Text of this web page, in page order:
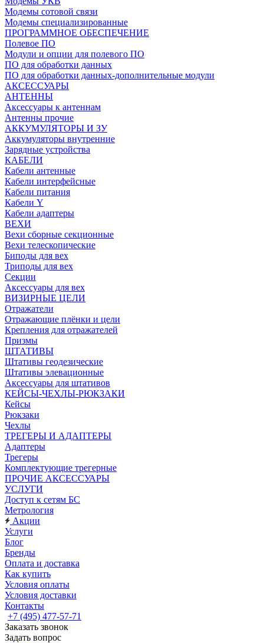
Модемы сотовой связи
Модемы специализированные
ПРОГРАММНОЕ ОБЕСПЕЧЕНИЕ
Полевое ПО
Модули и опции для полевого ПО
ПО для обработки данных
ПО для обработки данных-дополнительные модули
АКСЕССУАРЫ
АНТЕННЫ
Аксессуары к антеннам
Антенны прочие
АККУМУЛЯТОРЫ И ЗУ
Аккумуляторы внутренние
Зарядные устройства
КАБЕЛИ
Кабели антенные
Кабели интерфейсные
Кабели питания
Кабели Y
Кабели адаптеры
ВЕХИ
Вехи сборные секционные
Вехи телескопические
Биподы для вех
Триподы для вех
Секции
Аксессуары для вех
ВИЗИРНЫЕ ЦЕЛИ
Отражатели
Отражающие плёнки и цели
Крепления для отражателей
Призмы
ШТАТИВЫ
Штативы геодезические
Штативы элевационные
Аксессуары для штативов
КЕЙСЫ-ЧЕХЛЫ-РЮКЗАКИ
Кейсы
Рюкзаки
Чехлы
ТРЕГЕРЫ И АДАПТЕРЫ
Адаптеры
Трегеры
Комплектующие трегерные
ПРОЧИЕ АКСЕССУАРЫ
УСЛУГИ
Доступ к сетям БС
Метрология
Акции
Услуги
Блог
Бренды
Оплата и доставка
Как купить
Условия оплаты
Условия доставки
Контакты
+7 (495) 477-57-71
Заказать звонок
Задать вопрос